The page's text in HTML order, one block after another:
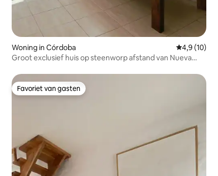
Woning in Córdoba
4,9 (10)
Groot exclusief huis op steenworp afstand van Nueva
Favoriet van gasten
Favoriet van gasten